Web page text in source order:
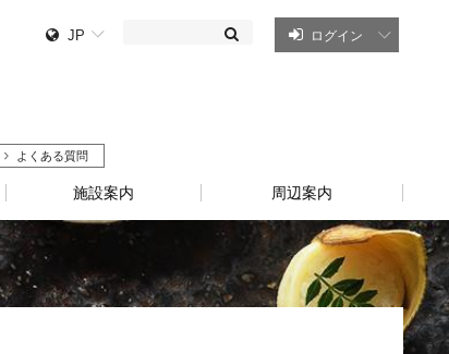
JP ログイン
よくある質問
施設案内 周辺案内